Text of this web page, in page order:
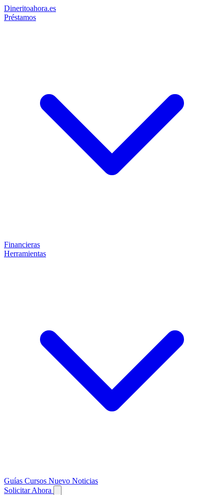
Dineritoahora.es
Préstamos
Financieras
Herramientas
Guías Cursos Nuevo Noticias
Solicitar Ahora